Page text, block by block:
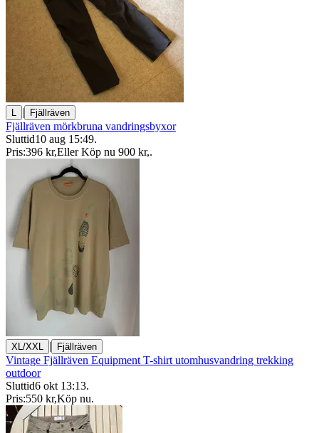
L | Fjällräven
Fjällräven mörkbruna vandringsbyxor
Sluttid10 aug 15:49.
Pris:396 kr,Eller Köp nu 900 kr,.
XL/XXL | Fjällräven
Vintage Fjällräven Equipment T-shirt utomhusvandring trekking
outdoor
Sluttid6 okt 13:13.
Pris:550 kr,Köp nu.